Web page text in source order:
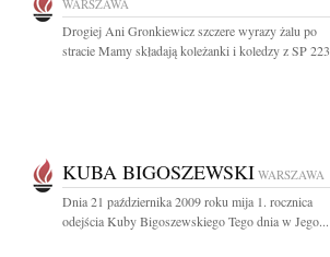
WARSZAWA
Drogiej Ani Gronkiewicz szczere wyrazy żalu po
stracie Mamy składają koleżanki i koledzy z SP 223
KUBA BIGOSZEWSKI WARSZAWA
Dnia 21 października 2009 roku mija 1. rocznica
odejścia Kuby Bigoszewskiego Tego dnia w Jego...